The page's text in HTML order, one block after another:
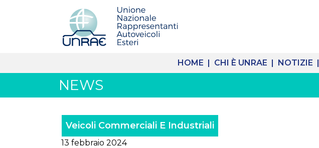
HOME | CHI È UNRAE | NOTIZIE |
NEWS
Veicoli Commerciali E Industriali
13 febbraio 2024